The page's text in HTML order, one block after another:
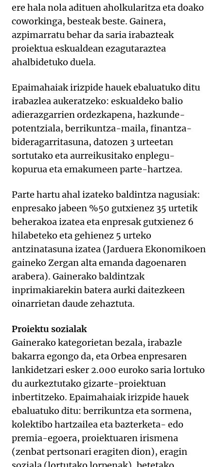
ere hala nola adituen aholkularitza eta doako
coworkinga, besteak beste. Gainera,
azpimarratu behar da saria irabazteak
proiektua eskualdean ezagutaraztea
ahalbidetuko duela.
Epaimahaiak irizpide hauek ebaluatuko ditu
irabazlea aukeratzeko: eskualdeko balio
adierazgarrien ordezkapena, hazkunde-
potentziala, berrikuntza-maila, finantza-
bideragarritasuna, datozen 3 urteetan
sortutako eta aurreikusitako enplegu-
kopurua eta emakumeen parte-hartzea.
Parte hartu ahal izateko baldintza nagusiak:
enpresako jabeen %50 gutxienez 35 urtetik
beherakoa izatea eta enpresak gutxienez 6
hilabeteko eta gehienez 5 urteko
antzinatasuna izatea (Jarduera Ekonomikoen
gaineko Zergan alta emanda dagoenaren
arabera). Gainerako baldintzak
inprimakiarekin batera aurki daitezkeen
oinarrietan daude zehaztuta.
Proiektu sozialak
Gainerako kategorietan bezala, irabazle
bakarra egongo da, eta Orbea enpresaren
lankidetzari esker 2.000 euroko saria lortuko
du aurkeztutako gizarte-proiektuan
inbertitzeko. Epaimahaiak irizpide hauek
ebaluatuko ditu: berrikuntza eta sormena,
kolektibo hartzailea eta bazterketa- edo
premia-egoera, proiektuaren irismena
(zenbat pertsonari eragiten dion), eragin